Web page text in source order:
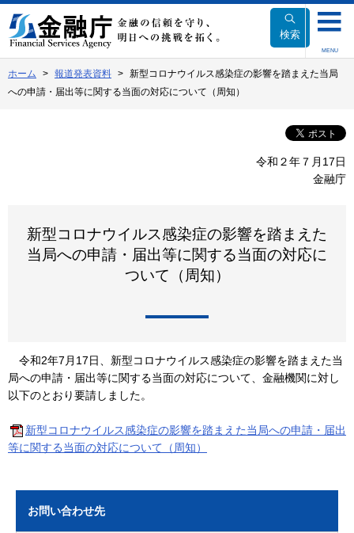
文
へ
動
検索
MENU
ホーム 報道発表資料
新型コロナウイルス感染症の影響を踏まえた当局
への申請・届出等に関する当面の対応について（周知）
令和２年７月17日
金融庁
新型コロナウイルス感染症の影響を踏まえた
当局への申請・届出等に関する当面の対応に
ついて（周知）
令和2年7月17日、新型コロナウイルス感染症の影響を踏まえた当
局への申請・届出等に関する当面の対応について、金融機関に対し
以下のとおり要請しました。
新型コロナウイルス感染症の影響を踏まえた当局への申請・届出
等に関する当面の対応について（周知）
お問い合わせ先